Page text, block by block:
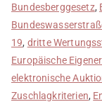
Bundesberggesetz,
19, dritte
Europäische
elektronische
Zuschlagkriterien,